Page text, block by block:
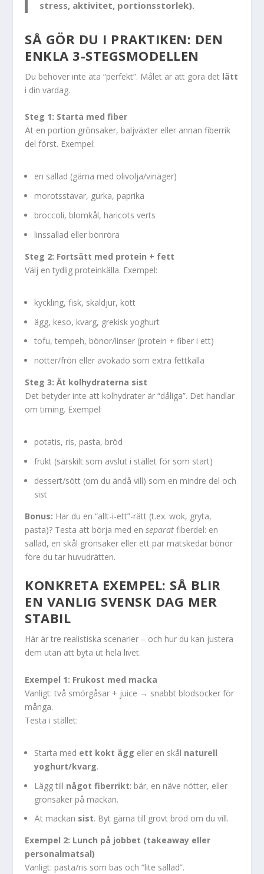
stress, aktivitet, portionsstorlek).
SÅ GÖR DU I PRAKTIKEN: DEN
ENKLA 3-STEGSMODELLEN
Du behöver inte äta “perfekt”. Målet är att göra det lätt
i din vardag.
Steg 1: Starta med fiber
Ät en portion grönsaker, baljväxter eller annan fiberrik
del först. Exempel:
en sallad (gärna med olivolja/vinäger)
morotsstavar, gurka, paprika
broccoli, blomkål, haricots verts
linssallad eller bönröra
Steg 2: Fortsätt med protein + fett
Välj en tydlig proteinkälla. Exempel:
kyckling, fisk, skaldjur, kött
ägg, keso, kvarg, grekisk yoghurt
tofu, tempeh, bönor/linser (protein + fiber i ett)
nötter/frön eller avokado som extra fettkälla
Steg 3: Ät kolhydraterna sist
Det betyder inte att kolhydrater är “dåliga”. Det handlar
om timing. Exempel:
potatis, ris, pasta, bröd
frukt (särskilt som avslut i stället för som start)
dessert/sött (om du ändå vill) som en mindre del och
sist
Bonus: Har du en “allt-i-ett”-rätt (t.ex. wok, gryta,
pasta)? Testa att börja med enseparat fiberdel: en
sallad, en skål grönsaker eller ett par matskedar bönor
före du tar huvudrätten.
KONKRETA EXEMPEL: SÅ BLIR
EN VANLIG SVENSK DAG MER
STABIL
Här är tre realistiska scenarier – och hur du kan justera
dem utan att byta ut hela livet.
Exempel 1: Frukost med macka
Vanligt: två smörgåsar + juice → snabbt blodsocker för
många.
Testa i stället:
Starta med ett kokt ägg eller en skål naturell
yoghurt/kvarg.
Lägg till något fiberrikt: bär, en näve nötter, eller
grönsaker på mackan.
Ät mackan sist. Byt gärna till grovt bröd om du vill.
Exempel 2: Lunch på jobbet (takeaway eller
personalmatsal)
Vanligt: pasta/ris som bas och “lite sallad”.